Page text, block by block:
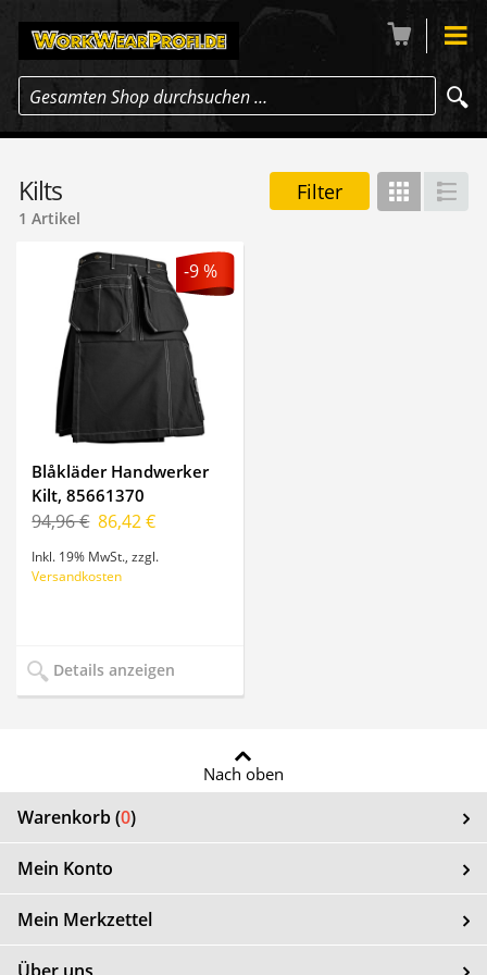
Gesamten Shop durchsuchen …
Kilts Filter Gitter
1 Artikel
-9 %
Blåkläder Handwerker
Kilt, 85661370
94,96 € 86,42 €
Inkl. 19% MwSt. ,zzgl.
Versandkosten
Details anzeigen
Nach oben
Warenkorb (0)
Mein Konto
Mein Merkzettel